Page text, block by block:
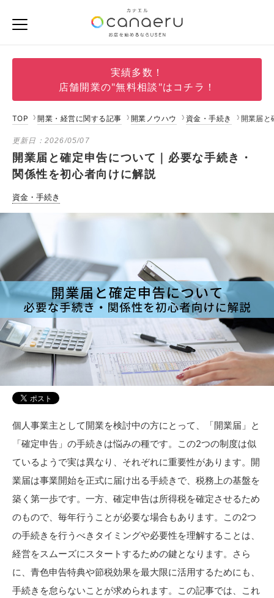
実績多数！
店舗開業の"無料相談"はコチラ！
TOP 開業・経営に関する記事 開業ノウハウ 資金・手続き 開業届と
更新日： 2026/05/07
開業届と確定申告について｜必要な手続き・
関係性を初心者向けに解説
資金・手続き
個人事業主として開業を検討中の方にとって、「開業届」と
「確定申告」の手続きは悩みの種です。この2つの制度は似
ているようで実は異なり、それぞれに重要性があります。開
業届は事業開始を正式に届け出る手続きで、税務上の基盤を
築く第一歩です。一方、確定申告は所得税を確定させるため
のもので、毎年行うことが必要な場合もあります。この2つ
の手続きを行うべきタイミングや必要性を理解することは、
経営をスムーズにスタートするための鍵となります。さら
に、青色申告特典や節税効果を最大限に活用するためにも、
手続きを怠らないことが求められます。この記事では、これ